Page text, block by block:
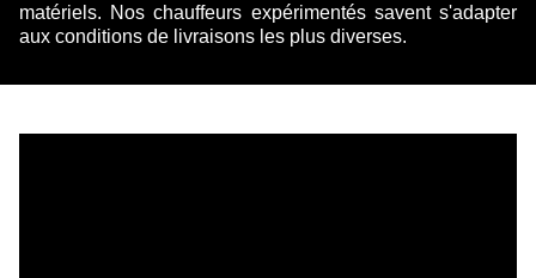
matériels. Nos chauffeurs expérimentés savent s'adapter
aux conditions de livraisons les plus diverses.